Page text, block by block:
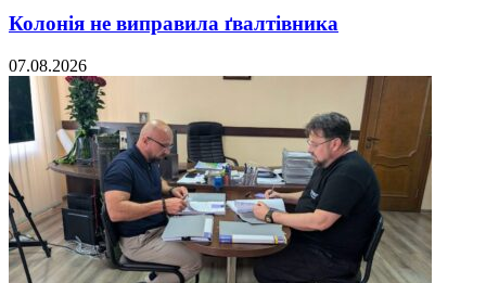
Колонія не виправила ґвалтівника
07.08.2026